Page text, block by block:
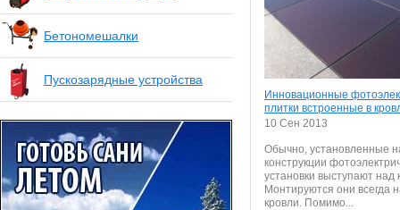
Бетономешалки
Пускозарядные устройства
Инновационные
плитки встроенные в
10 Сен 2013
Обычно, установленные
конструкции
установки выступают над
Монтируются они всегда
кровли. Помимо...